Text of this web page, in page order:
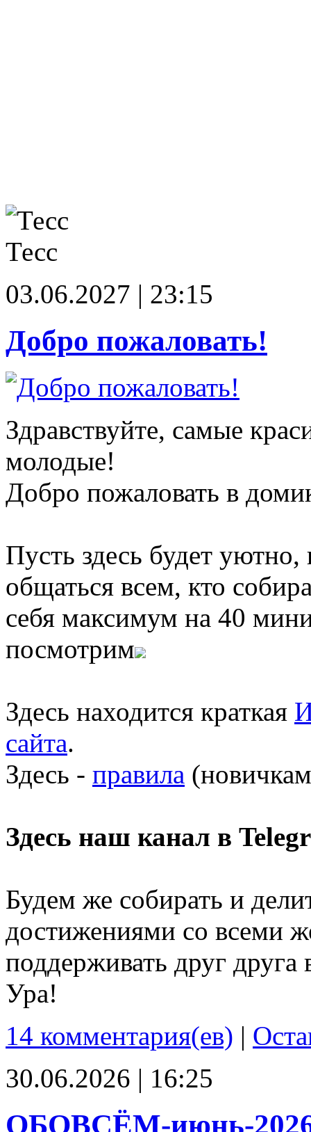
Тесс
03.06.2027 | 23:15
Добро пожаловать!
Здравствуйте, самые
молодые!
Добро пожаловать в
Пусть здесь будет
общаться всем, кто
себя максимум на 40
посмотрим
Здесь находится краткая
сайта.
Здесь - правила
Здесь наш канал в
Будем же собирать и
достижениями со всеми
поддерживать друг
Ура!
14 комментария(ев) |
30.06.2026 | 16:25
ОБОВСЁМ-июнь-